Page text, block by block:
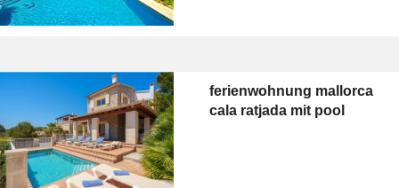
ferienwohnung mallorca
cala ratjada mit pool